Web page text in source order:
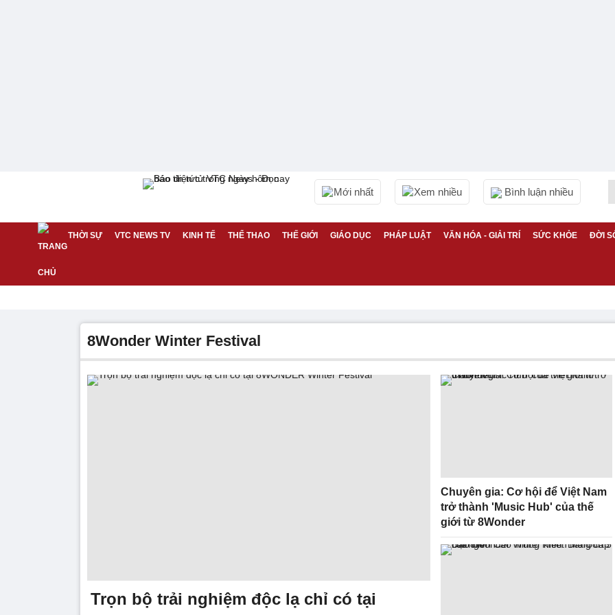
Mới nhất Xem nhiều Bình luận nhiều
THỜI SỰ VTC NEWS TV KINH TẾ THỂ THAO THẾ GIỚI GIÁO DỤC PHÁP LUẬT VĂN HÓA - GIẢI TRÍ SỨC KHỎE ĐỜI
8Wonder Winter Festival
Trọn bộ trải nghiệm độc lạ chỉ có tại
Chuyên gia: Cơ hội để Việt Nam
trở thành 'Music Hub' của thế
giới từ 8Wonder